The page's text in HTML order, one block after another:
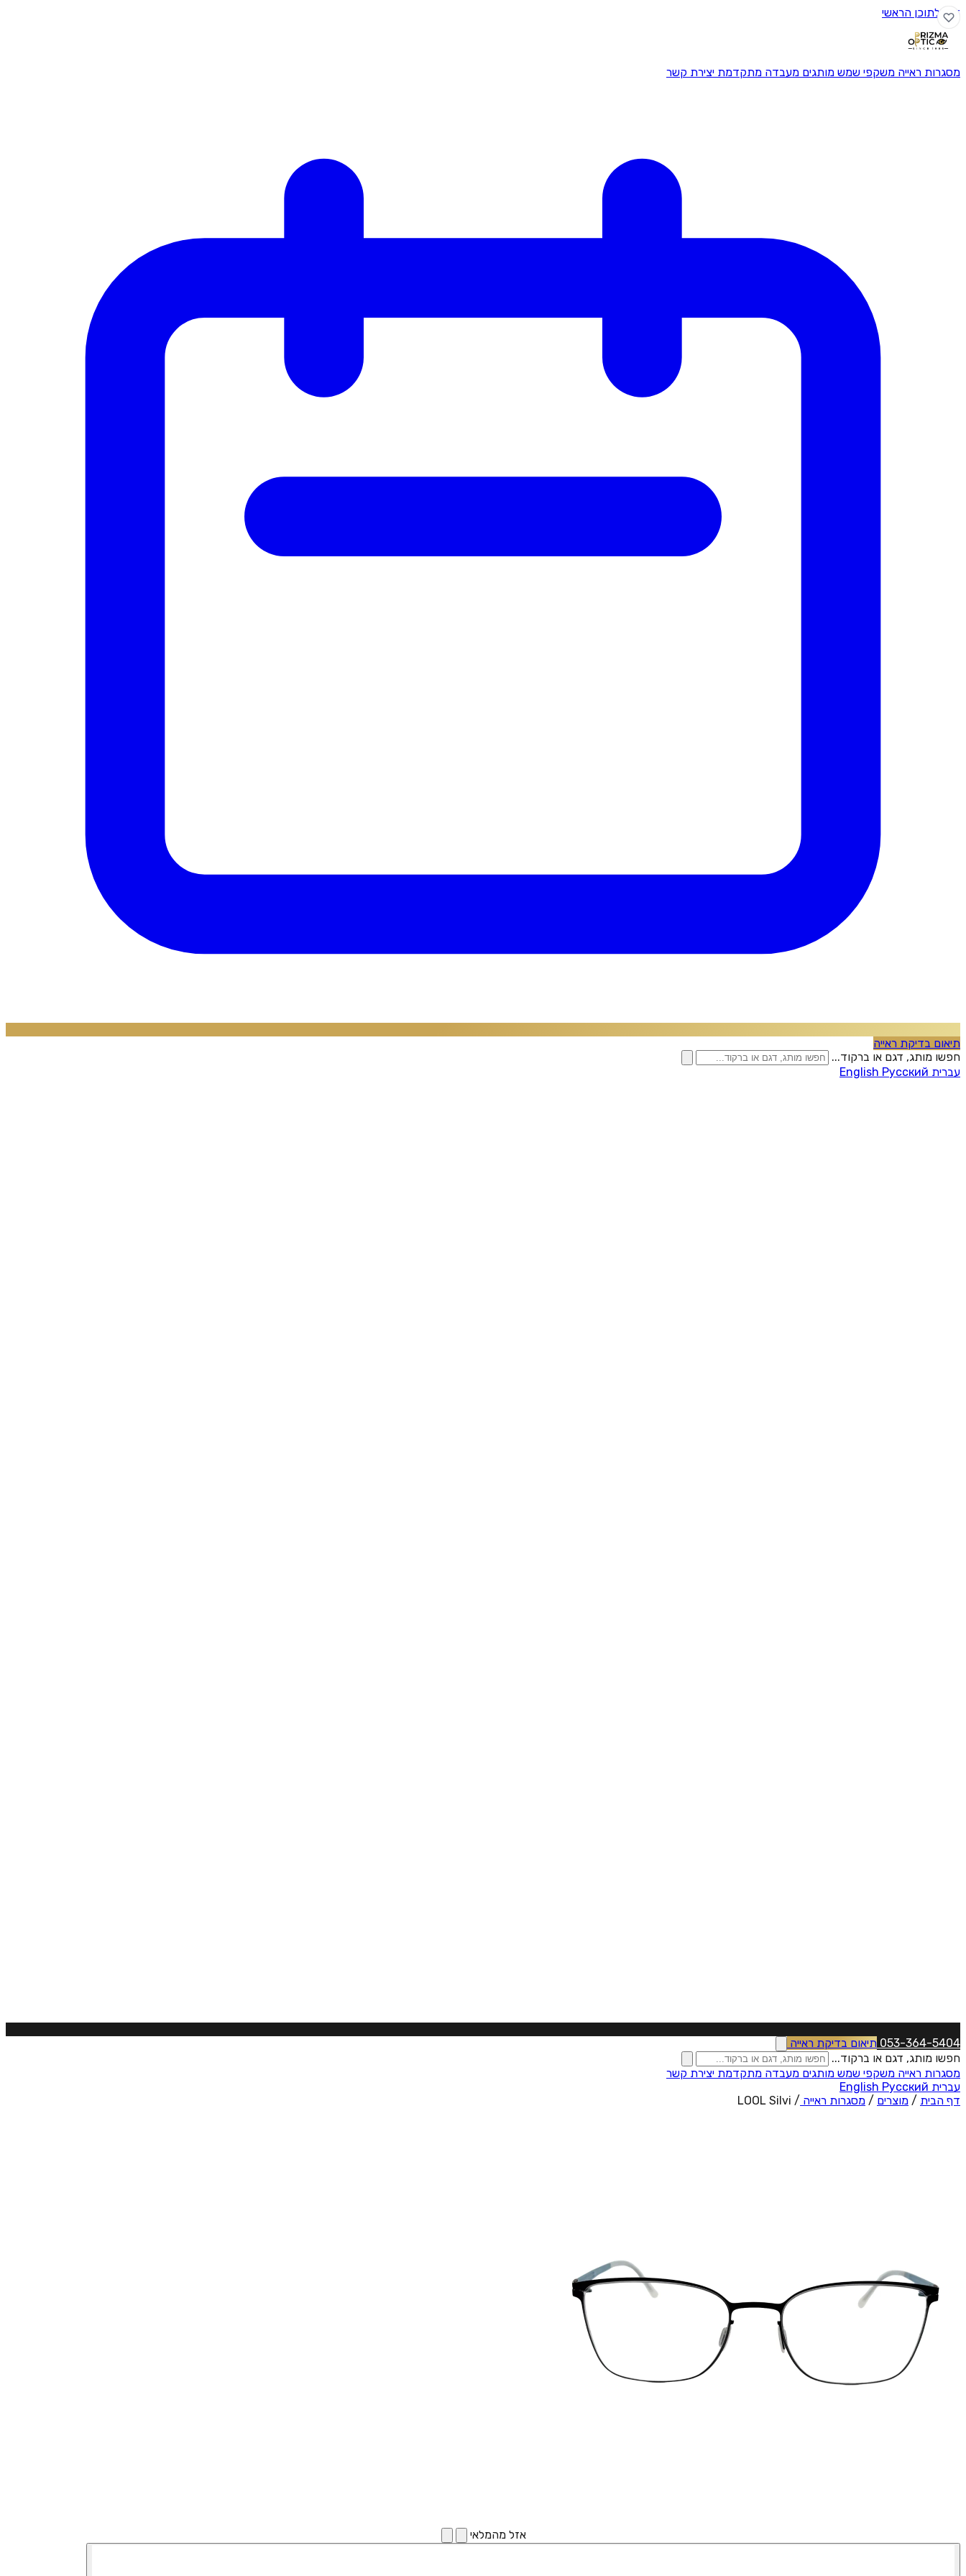
דלג לתוכן הראשי
מסגרות ראייה משקפי שמש מותגים מעבדה מתקדמת יצירת קשר
תיאום בדיקת ראייה
חפשו מותג, דגם או ברקוד...
עברית
English Русский
053-364-5404 תיאום בדיקת ראייה
חפשו מותג, דגם או ברקוד...
מסגרות ראייה משקפי שמש מותגים מעבדה מתקדמת יצירת קשר
עברית
English Русский
דף הבית / מוצרים / מסגרות ראייה /
LOOL Silvi
אזל מהמלאי